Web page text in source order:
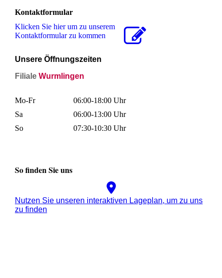
Kontaktformular
Klicken Sie hier um zu unserem
Kon­takt­for­mu­lar zu kommen
Unsere Öffnungszeiten
Filiale Wurmlingen
Mo-Fr
06:00-18:00 Uhr
Sa
06:00-13:00 Uhr
So
07:30-10:30 Uhr
So finden Sie uns
Nutzen Sie unseren interaktiven La­ge­plan, um zu uns
zu finden